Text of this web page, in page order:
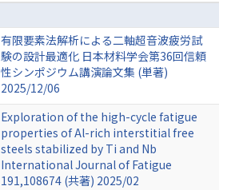
有限要素法解析による二軸超音波疲労試
験の設計最適化 日本材料学会第36回信頼
性シンポジウム講演論文集 (単著)
2025/12/06
Exploration of the high-cycle fatigue
properties of Al-rich interstitial free
steels stabilized by Ti and Nb
International Journal of Fatigue
191,108674 (共著) 2025/02